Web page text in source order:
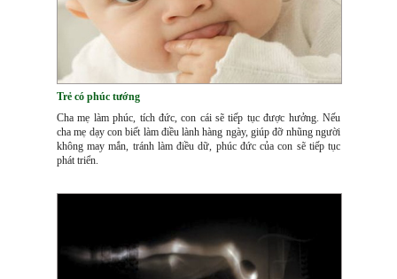
Trẻ có phúc tướng
Cha mẹ làm phúc, tích đức, con cái sẽ tiếp tục được hưởng. Nếu
cha mẹ dạy con biết làm điều lành hàng ngày, giúp đỡ nhũng người
không may mắn, tránh làm điều dữ, phúc đức của con sẽ tiếp tục
phát triển.